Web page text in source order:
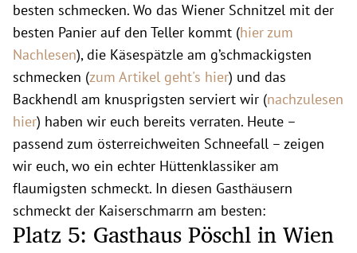
besten schmecken. Wo das Wiener Schnitzel mit der
besten Panier auf den Teller kommt (hier zum
Nachlesen), die Käsespätzle am g’schmackigsten
schmecken (zum Artikel geht's hier) und das
Backhendl am knusprigsten serviert wir (nachzulesen
hier) haben wir euch bereits verraten. Heute –
passend zum österreichweiten Schneefall – zeigen
wir euch, wo ein echter Hüttenklassiker am
flaumigsten schmeckt. In diesen Gasthäusern
schmeckt der Kaiserschmarrn am besten:
Platz 5: Gasthaus Pöschl in Wien